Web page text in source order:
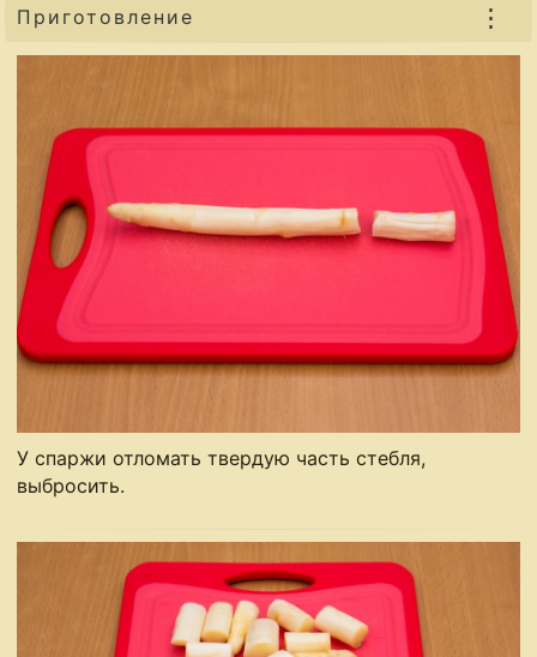
Приготовление ⋮
У спаржи отломать твердую часть стебля,
выбросить.